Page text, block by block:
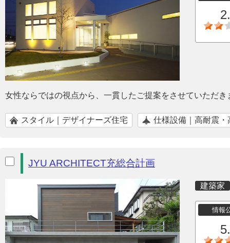
女性ならではの視点から、一貫したご提案をさせていただき
スタイル｜デザイナーズ住宅 仕様設備｜高耐震・
JYU ARCHITECT充総合計画
建築家
情報